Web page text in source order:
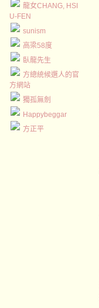
龍女CHANG, HSI
U-FEN
sunism
高梁58度
臥龍先生
方總統候選人的官
方網站
獨孤無劍
Happybeggar
方正平